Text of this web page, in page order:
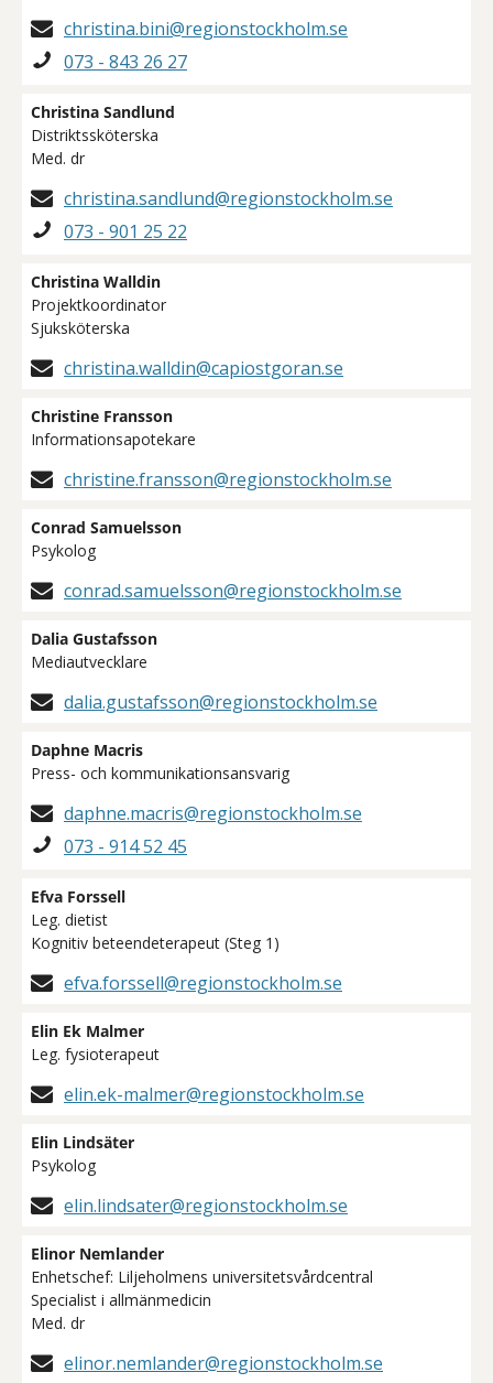
christina.bini@regionstockholm.se
073 - 843 26 27
Christina Sandlund
Distriktssköterska
Med. dr
christina.sandlund@regionstockholm.se
073 - 901 25 22
Christina Walldin
Projektkoordinator
Sjuksköterska
christina.walldin@capiostgoran.se
Christine Fransson
Informationsapotekare
christine.fransson@regionstockholm.se
Conrad Samuelsson
Psykolog
conrad.samuelsson@regionstockholm.se
Dalia Gustafsson
Mediautvecklare
dalia.gustafsson@regionstockholm.se
Daphne Macris
Press- och kommunikationsansvarig
daphne.macris@regionstockholm.se
073 - 914 52 45
Efva Forssell
Leg. dietist
Kognitiv beteendeterapeut (Steg 1)
efva.forssell@regionstockholm.se
Elin Ek Malmer
Leg. fysioterapeut
elin.ek-malmer@regionstockholm.se
Elin Lindsäter
Psykolog
elin.lindsater@regionstockholm.se
Elinor Nemlander
Enhetschef: Liljeholmens universitetsvårdcentral
Specialist i allmänmedicin
Med. dr
elinor.nemlander@regionstockholm.se